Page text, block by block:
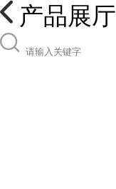
产品展厅